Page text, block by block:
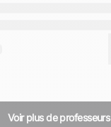
Voir plus de professeurs